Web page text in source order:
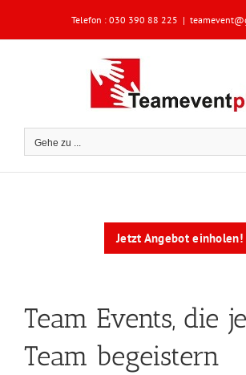
springen
Telefon : 030 390 88 225 |
Gehe zu ...
Jetzt Angebot einholen!
Team Events, die
Team begeistern